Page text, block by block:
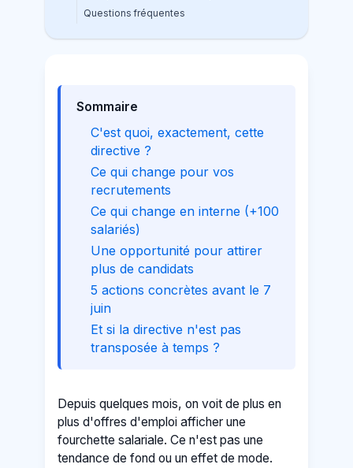
Questions fréquentes
Sommaire
C'est quoi, exactement, cette
directive ?
Ce qui change pour vos
recrutements
Ce qui change en interne (+100
salariés)
Une opportunité pour attirer
plus de candidats
5 actions concrètes avant le 7
juin
Et si la directive n'est pas
transposée à temps ?
Depuis quelques mois, on voit de plus en
plus d'offres d'emploi afficher une
fourchette salariale. Ce n'est pas une
tendance de fond ou un effet de mode.